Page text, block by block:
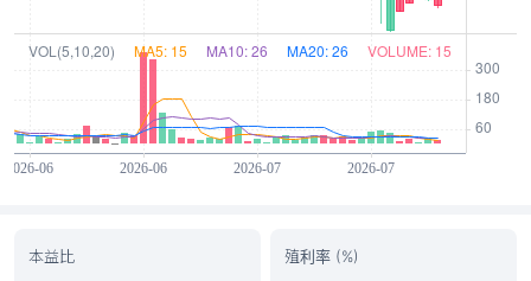
本益比 殖利率 (%)